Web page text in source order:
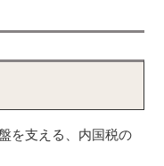
を支える、内国税の